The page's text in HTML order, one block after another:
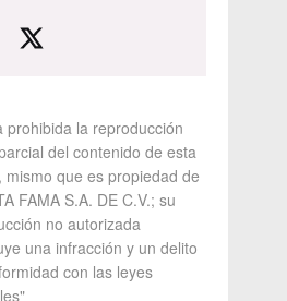
prohibida la reproducción
del contenido de esta
mismo que es propiedad de
FAMA S.A. DE C.V.; su
no autorizada
una infracción y un delito
con las leyes